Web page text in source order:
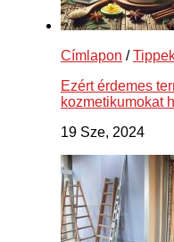
Címlapon /
Ezért érdemes
kozmetikumokat
19 Sze, 2024